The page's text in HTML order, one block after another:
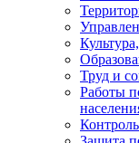
Труд и
Работы